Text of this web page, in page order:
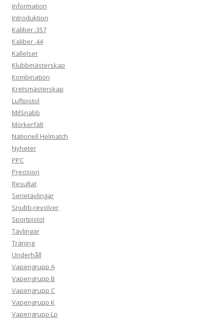
Information
Introduktion
Kaliber .357
Kaliber .44
Kallelser
Klubbmästerskap
Kombination
Kretsmästerskap
Luftpistol
MilSnabb
Mörkerfält
Nationell Helmatch
Nyheter
PPC
Precision
Resultat
Serietävlingar
Snubb-revolver
Sportpistol
Tävlingar
Träning
Underhåll
Vapengrupp A
Vapengrupp B
Vapengrupp C
Vapengrupp K
Vapengrupp Lp